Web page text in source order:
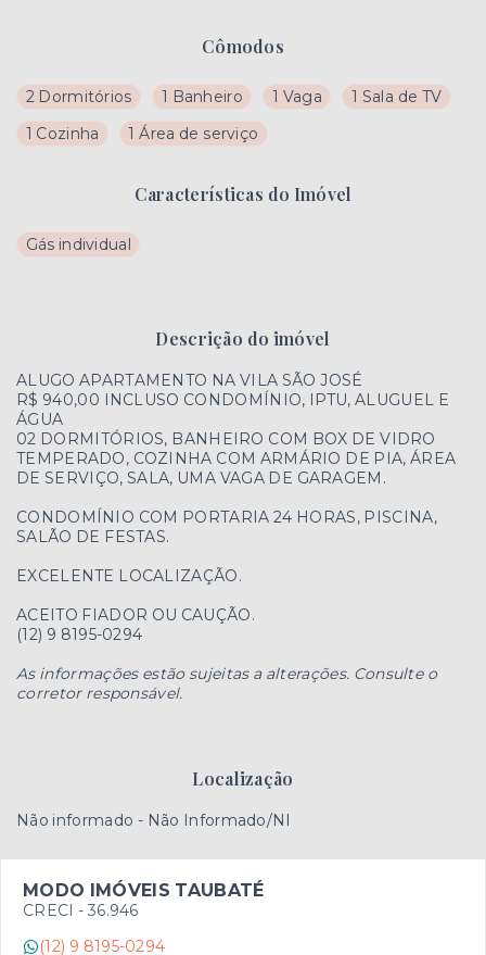
Cômodos
2 Dormitórios 1 Banheiro 1 Vaga
1 Sala de TV
1 Cozinha
1 Área de serviço
Características do Imóvel
Gás individual
Descrição do imóvel
ALUGO APARTAMENTO NA VILA SÃO JOSÉ
R$ 940,00 INCLUSO CONDOMÍNIO, IPTU, ALUGUEL E
ÁGUA
02 DORMITÓRIOS, BANHEIRO COM BOX DE VIDRO
TEMPERADO, COZINHA COM ARMÁRIO DE PIA, ÁREA
DE SERVIÇO, SALA, UMA VAGA DE GARAGEM.
CONDOMÍNIO COM PORTARIA 24 HORAS, PISCINA,
SALÃO DE FESTAS.
EXCELENTE LOCALIZAÇÃO.
ACEITO FIADOR OU CAUÇÃO.
(12) 9 8195-0294
As informações estão sujeitas a alterações. Consulte o
corretor responsável.
Localização
Não informado - Não Informado/NI
MODO IMÓVEIS TAUBATÉ
CRECI - 36.946
(12) 9 8195-0294